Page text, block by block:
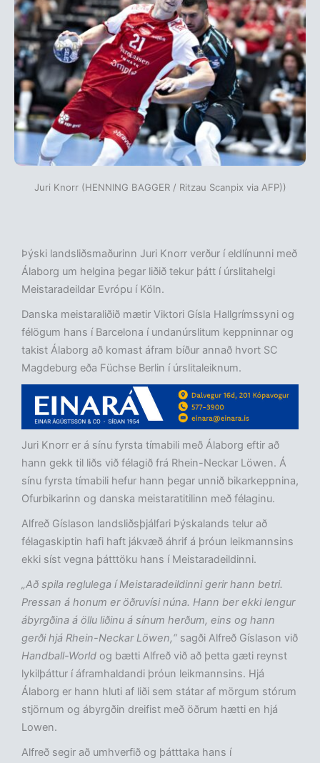
Juri Knorr (HENNING BAGGER / Ritzau Scanpix via AFP))
Þýski landsliðsmaðurinn Juri Knorr verður í eldlínunni með
Álaborg um helgina þegar liðið tekur þátt í úrslitahelgi
Meistaradeildar Evrópu í Köln.
Danska meistaraliðið mætir Viktori Gísla Hallgrímssyni og
félögum hans í Barcelona í undanúrslitum keppninnar og
takist Álaborg að komast áfram bíður annað hvort SC
Magdeburg eða Füchse Berlin í úrslitaleiknum.
Juri Knorr er á sínu fyrsta tímabili með Álaborg eftir að
hann gekk til liðs við félagið frá Rhein-Neckar Löwen. Á
sínu fyrsta tímabili hefur hann þegar unnið bikarkeppnina,
Ofurbikarinn og danska meistaratitilinn með félaginu.
Alfreð Gíslason landsliðsþjálfari Þýskalands telur að
félagaskiptin hafi haft jákvæð áhrif á þróun leikmannsins
ekki síst vegna þátttöku hans í Meistaradeildinni.
„Að spila reglulega í Meistaradeildinni gerir hann betri.
Pressan á honum er öðruvísi núna. Hann ber ekki lengur
ábyrgðina á öllu liðinu á sínum herðum, eins og hann
gerði hjá Rhein-Neckar Löwen,“ sagði Alfreð Gíslason við
Handball-World og bætti Alfreð við að þetta gæti reynst
lykilþáttur í áframhaldandi þróun leikmannsins. Hjá
Álaborg er hann hluti af liði sem státar af mörgum stórum
stjörnum og ábyrgðin dreifist með öðrum hætti en hjá
Lowen.
Alfreð segir að umhverfið og þátttaka hans í